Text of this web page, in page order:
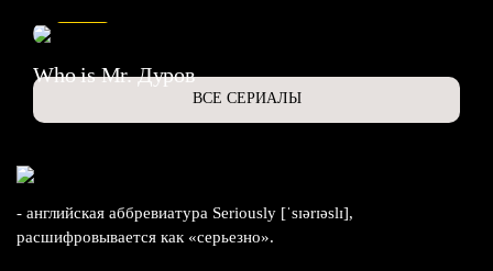
Who is Mr. Дуров
ВСЕ СЕРИАЛЫ
- английская аббревиатура Seriously [ˈsɪərɪəslɪ],
расшифровывается как «серьезно».